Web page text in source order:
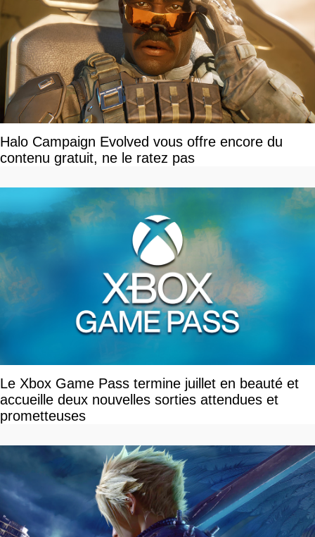
Halo Campaign Evolved vous offre encore du
contenu gratuit, ne le ratez pas
Le Xbox Game Pass termine juillet en beauté et
accueille deux nouvelles sorties attendues et
prometteuses